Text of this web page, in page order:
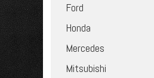
Ford
Honda
Mercedes
Mitsubishi